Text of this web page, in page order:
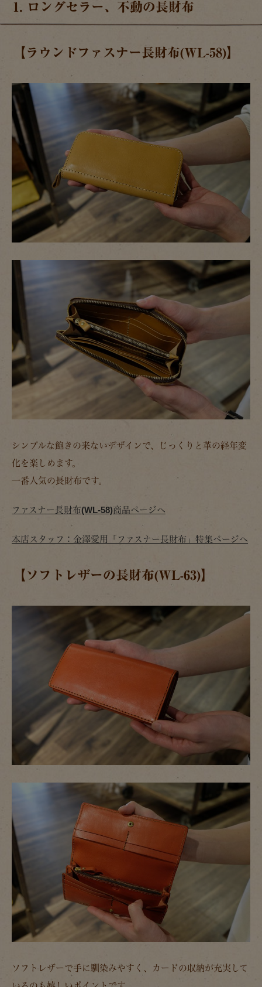
1. ロングセラー、不動の長財布
【ラウンドファスナー長財布(WL-58)】
シンプルな飽きの来ないデザインで、じっくりと革の経年変
化を楽しめます。
一番人気の長財布です。
ファスナー長財布(WL-58)商品ページへ
本店スタッフ：金澤愛用「ファスナー長財布」特集ページへ
【ソフトレザーの長財布(WL-63)】
ソフトレザーで手に馴染みやすく、カードの収納が充実して